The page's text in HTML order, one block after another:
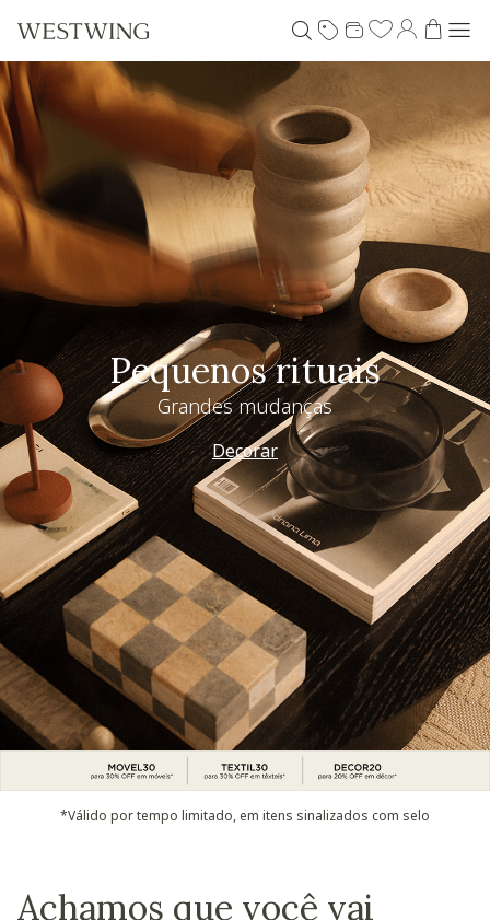
Pequenos rituais
Grandes mudanças
Decorar
*Válido por tempo limitado, em itens sinalizados com selo
Achamos que você vai